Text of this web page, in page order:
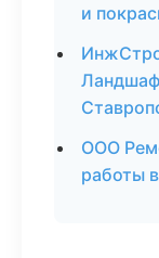
и
ООО
работы